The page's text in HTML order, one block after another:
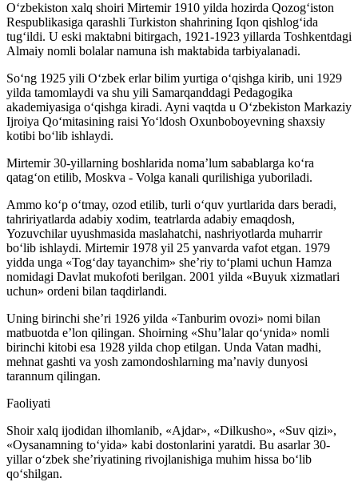
O‘zbekiston xalq shoiri Mirtemir 1910 yilda hozirda Qozog‘iston
Respublikasiga qarashli Turkiston shahrining Iqon qishlog‘ida
tug‘ildi. U eski maktabni bitirgach, 1921-1923 yillarda Toshkentdagi
Almaiy nomli bolalar namuna ish maktabida tarbiyalanadi.
So‘ng 1925 yili O‘zbek erlar bilim yurtiga o‘qishga kirib, uni 1929
yilda tamomlaydi va shu yili Samarqanddagi Pedagogika
akademiyasiga o‘qishga kiradi. Ayni vaqtda u O‘zbekiston Markaziy
Ijroiya Qo‘mitasining raisi Yo‘ldosh Oxunboboyevning shaxsiy
kotibi bo‘lib ishlaydi.
Mirtemir 30-yillarning boshlarida noma’lum sabablarga ko‘ra
qatag‘on etilib, Moskva - Volga kanali qurilishiga yuboriladi.
Ammo ko‘p o‘tmay, ozod etilib, turli o‘quv yurtlarida dars beradi,
tahririyatlarda adabiy xodim, teatrlarda adabiy emaqdosh,
Yozuvchilar uyushmasida maslahatchi, nashriyotlarda muharrir
bo‘lib ishlaydi. Mirtemir 1978 yil 25 yanvarda vafot etgan. 1979
yidda unga «Tog‘day tayanchim» she’riy to‘plami uchun Hamza
nomidagi Davlat mukofoti berilgan. 2001 yilda «Buyuk xizmatlari
uchun» ordeni bilan taqdirlandi.
Uning birinchi she’ri 1926 yilda «Tanburim ovozi» nomi bilan
matbuotda e’lon qilingan. Shoirning «Shu’lalar qo‘ynida» nomli
birinchi kitobi esa 1928 yilda chop etilgan. Unda Vatan madhi,
mehnat gashti va yosh zamondoshlarning ma’naviy dunyosi
tarannum qilingan.
Faoliyati
Shoir xalq ijodidan ilhomlanib, «Ajdar», «Dilkusho», «Suv qizi»,
«Oysanamning to‘yida» kabi dostonlarini yaratdi. Bu asarlar 30-
yillar o‘zbek she’riyatining rivojlanishiga muhim hissa bo‘lib
qo‘shilgan.